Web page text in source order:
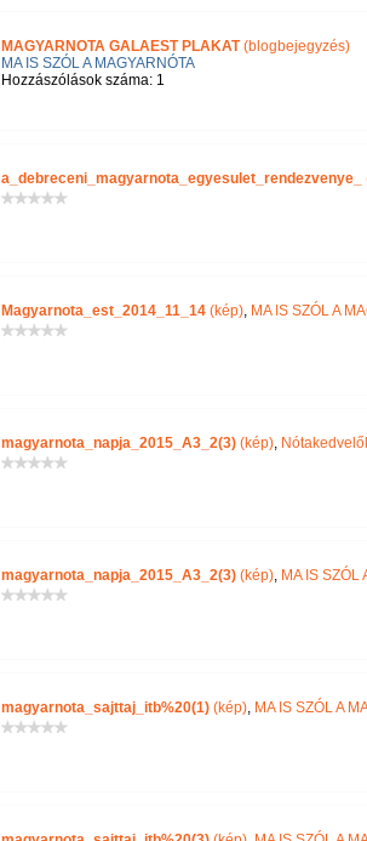
MAGYARNOTA GALAEST PLAKAT(blogbejegyzés)
MA IS SZÓL A MAGYARNÓTA
Hozzászólások száma: 1
a_debreceni_magyarnota_egyesulet_rendezvenye_
Magyarnota_est_2014_11_14(kép), MA IS SZÓL A
magyarnota_napja_2015_A3_2(3)(kép),
magyarnota_napja_2015_A3_2(3)(kép), MA IS SZÓL
magyarnota_sajttaj_itb%20(1)(kép), MA IS SZÓL A